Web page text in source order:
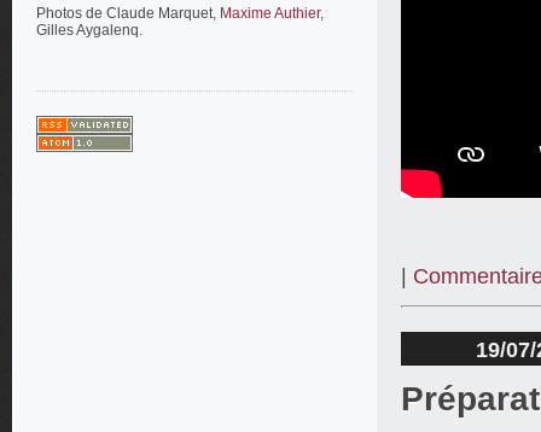
Photos de Claude Marquet, Maxime Authier,
Gilles Aygalenq.
|
19/